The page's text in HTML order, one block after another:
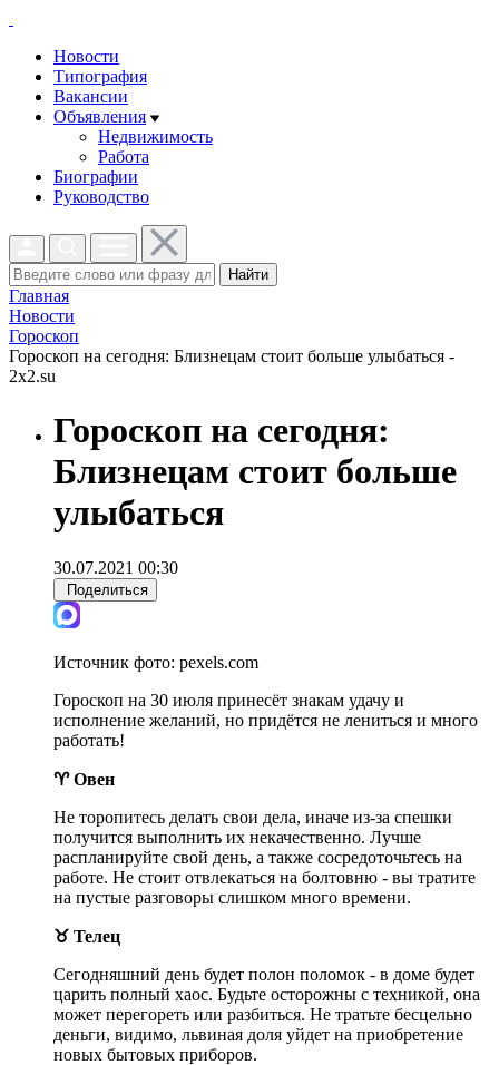
Новости
Типография
Вакансии
Объявления
Недвижимость
Работа
Биографии
Руководство
Найти
Главная
Новости
Гороскоп
Гороскоп на сегодня: Близнецам стоит больше улыбаться -
2x2.su
Гороскоп на сегодня:
Близнецам стоит больше
улыбаться
30.07.2021 00:30
Поделиться
Источник фото: pexels.com
Гороскоп на 30 июля принесёт знакам удачу и
исполнение желаний, но придётся не лениться и много
работать!
♈ Овен
Не торопитесь делать свои дела, иначе из-за спешки
получится выполнить их некачественно. Лучше
распланируйте свой день, а также сосредоточьтесь на
работе. Не стоит отвлекаться на болтовню - вы тратите
на пустые разговоры слишком много времени.
♉ Телец
Сегодняшний день будет полон поломок - в доме будет
царить полный хаос. Будьте осторожны с техникой, она
может перегореть или разбиться. Не тратьте бесцельно
деньги, видимо, львиная доля уйдет на приобретение
новых бытовых приборов.